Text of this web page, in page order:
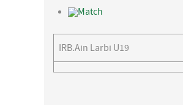
Match
IRB.Ain Larbi U19